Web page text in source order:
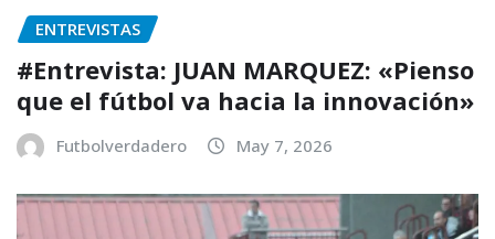
ENTREVISTAS
#Entrevista: JUAN MARQUEZ: «Pienso
que el fútbol va hacia la innovación»
Futbolverdadero May 7, 2026